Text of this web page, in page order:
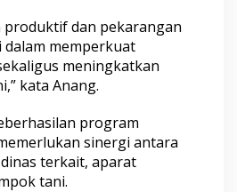
produktif dan pekarangan
dalam memperkuat
meningkatkan
kata Anang.
program
sinergi antara
terkait, aparat
tani.